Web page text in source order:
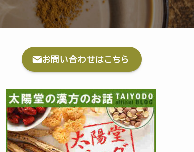
お問い合わせはこちら